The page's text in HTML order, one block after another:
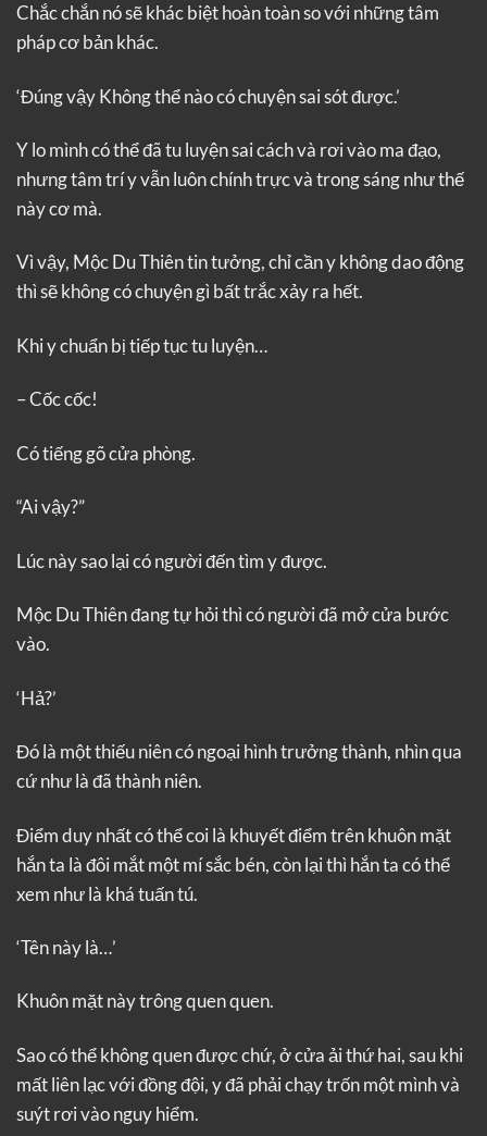
Chắc chắn nó sẽ khác biệt hoàn toàn so với những tâm
pháp cơ bản khác.
‘Đúng vậy Không thể nào có chuyện sai sót được.’
Y lo mình có thể đã tu luyện sai cách và rơi vào ma đạo,
nhưng tâm trí y vẫn luôn chính trực và trong sáng như thế
này cơ mà.
Vì vậy, Mộc Du Thiên tin tưởng, chỉ cần y không dao động
thì sẽ không có chuyện gì bất trắc xảy ra hết.
Khi y chuẩn bị tiếp tục tu luyện…
– Cốc cốc!
Có tiếng gõ cửa phòng.
“Ai vậy?”
Lúc này sao lại có người đến tìm y được.
Mộc Du Thiên đang tự hỏi thì có người đã mở cửa bước
vào.
‘Hả?’
Đó là một thiếu niên có ngoại hình trưởng thành, nhìn qua
cứ như là đã thành niên.
Điểm duy nhất có thể coi là khuyết điểm trên khuôn mặt
hắn ta là đôi mắt một mí sắc bén, còn lại thì hắn ta có thể
xem như là khá tuấn tú.
‘Tên này là…’
Khuôn mặt này trông quen quen.
Sao có thể không quen được chứ, ở cửa ải thứ hai, sau khi
mất liên lạc với đồng đội, y đã phải chạy trốn một mình và
suýt rơi vào nguy hiểm.